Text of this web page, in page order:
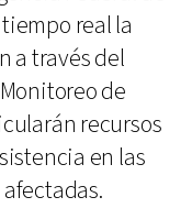
real la
a través del
de
recursos
en las